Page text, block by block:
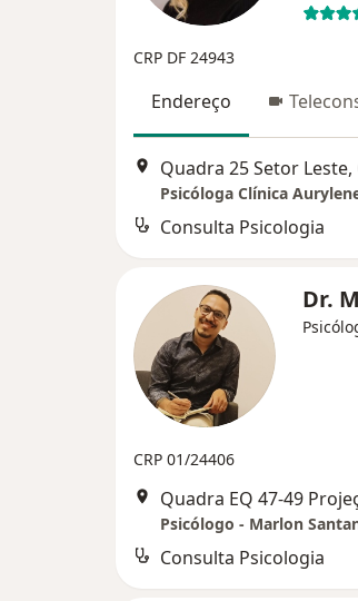
CRP DF 24943
Endereço
Quadra 25 Setor Leste,
Psicóloga Clínica
Consulta Psicologia
Dr.
CRP 01/24406
Psicólogo - Marlon
Consulta Psicologia